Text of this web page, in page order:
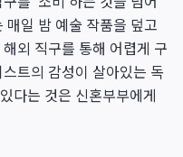
일 밤 예술 작품을 덮고
외 직구를 통해 어렵게 구
트의 감성이 살아있는 독
다는 것은 신혼부부에게